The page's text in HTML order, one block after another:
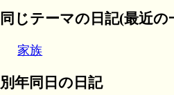
同じテーマの日記(最近の
家族
別年同日の日記